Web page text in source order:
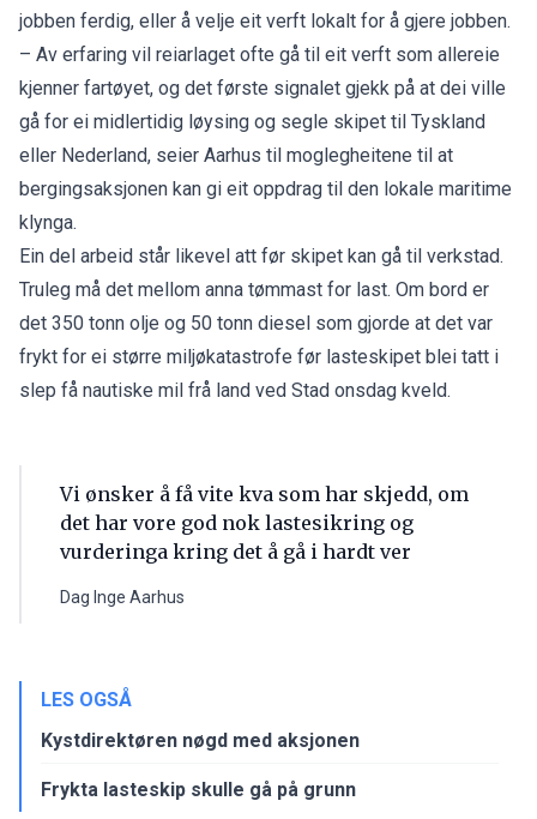
jobben ferdig, eller å velje eit verft lokalt for å gjere jobben.
– Av erfaring vil reiarlaget ofte gå til eit verft som allereie
kjenner fartøyet, og det første signalet gjekk på at dei ville
gå for ei midlertidig løysing og segle skipet til Tyskland
eller Nederland, seier Aarhus til moglegheitene til at
bergingsaksjonen kan gi eit oppdrag til den lokale maritime
klynga.
Ein del arbeid står likevel att før skipet kan gå til verkstad.
Truleg må det mellom anna tømmast for last. Om bord er
det 350 tonn olje og 50 tonn diesel som gjorde at det var
frykt for ei større miljøkatastrofe før lasteskipet blei tatt i
slep få nautiske mil frå land ved Stad onsdag kveld.
Vi ønsker å få vite kva som har skjedd, om
det har vore god nok lastesikring og
vurderinga kring det å gå i hardt ver
Dag Inge Aarhus
LES OGSÅ
Kystdirektøren nøgd med aksjonen
Frykta lasteskip skulle gå på grunn